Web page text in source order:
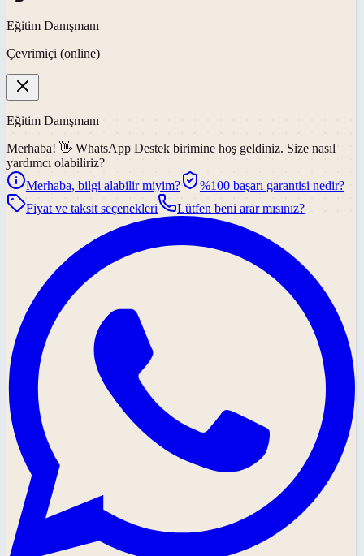
Eğitim Danışmanı
Çevrimiçi (online)
Eğitim Danışmanı
Merhaba! 👋 WhatsApp Destek birimine hoş geldiniz. Size nasıl
yardımcı olabiliriz?
Merhaba, bilgi alabilir miyim?
%100 başarı garantisi nedir?
Fiyat ve taksit seçenekleri
Lütfen beni arar mısınız?